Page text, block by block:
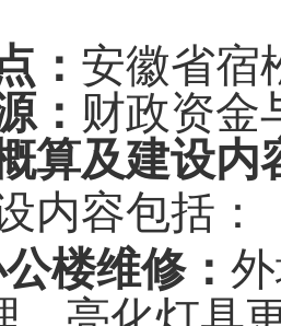
： 安徽省宿
： 财政资金
算及建设内
内容包括：
楼维修：